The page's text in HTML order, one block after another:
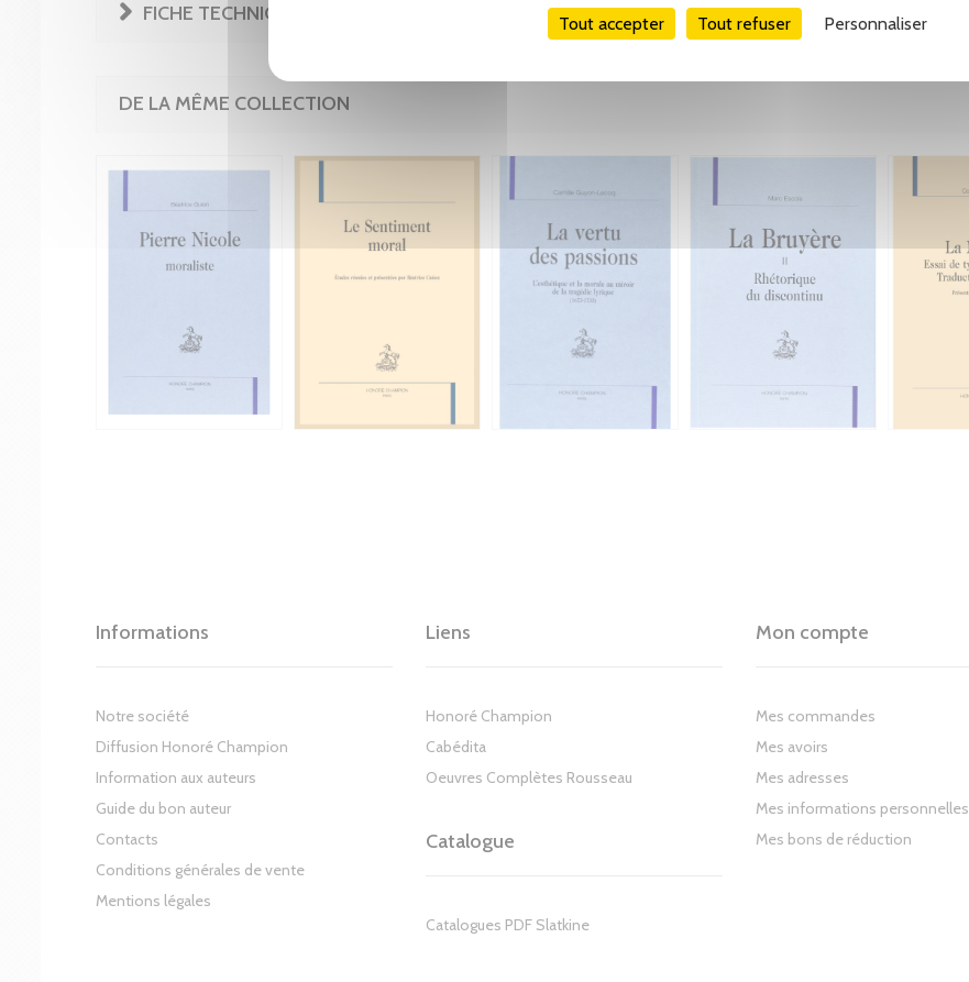
Tout accepter Tout refuser Personnaliser
FICHE TECHNIQUE
DE LA MÊME COLLECTION
Informations
Notre société
Diffusion Honoré Champion
Information aux auteurs
Guide du bon auteur
Contacts
Conditions générales de vente
Mentions légales
Liens
Honoré Champion
Cabédita
Oeuvres Complètes Rousseau
Catalogue
Catalogues PDF Slatkine
Mon compte
Mes commandes
Mes avoirs
Mes adresses
Mes informations personnelles
Mes bons de réduction